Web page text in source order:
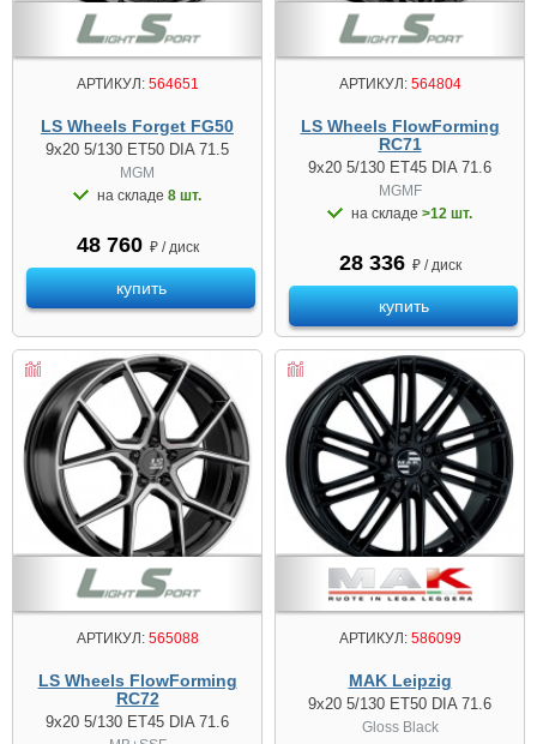
АРТИКУЛ:564651
LS Wheels Forget FG50
9x20 5/130 ET50 DIA 71.5
MGM
на складе 8 шт.
48 760 ₽ / диск
купить
АРТИКУЛ:564804
LS Wheels FlowForming
RC71
9x20 5/130 ET45 DIA 71.6
MGMF
на складе >12 шт.
28 336 ₽ / диск
купить
АРТИКУЛ:565088
LS Wheels FlowForming
RC72
9x20 5/130 ET45 DIA 71.6
АРТИКУЛ:586099
MAK Leipzig
9x20 5/130 ET50 DIA 71.6
Gloss Black